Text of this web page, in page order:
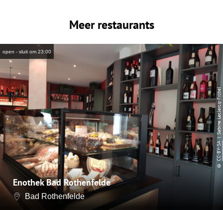
Meer restaurants
open - sluit om 23:00
Enothek Bad Rothenfelde
Bad Rothenfelde
©
CC-BY-SA
| Sabine Leclercq-Fröbel